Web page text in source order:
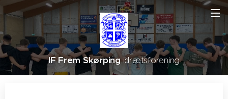
IF Frem Skørpingidrætsforening